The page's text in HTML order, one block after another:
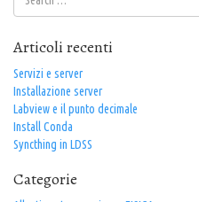
for:
Articoli recenti
Servizi e server
Installazione server
Labview e il punto decimale
Install Conda
Syncthing in LDSS
Categorie